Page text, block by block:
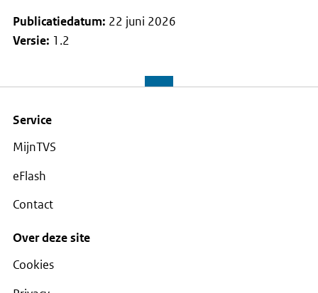
Publicatiedatum: 22 juni 2026
Versie: 1.2
Service
MijnTVS
eFlash
Contact
Over deze site
Cookies